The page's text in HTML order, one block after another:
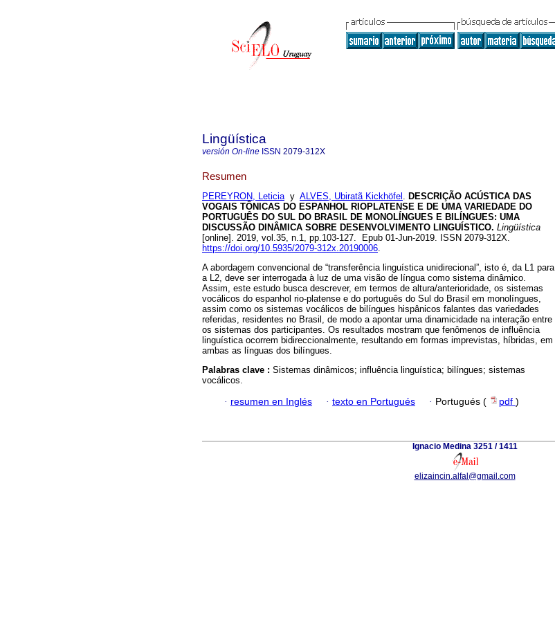
Lingüística
versión On-line ISSN 2079-312X
Resumen
PEREYRON, Leticiay ALVES, Ubiratã Kickhöfel . DESCRIÇÃO ACÚSTICA DAS
VOGAIS TÔNICAS DO ESPANHOL RIOPLATENSE E DE UMA VARIEDADE DO
PORTUGUÊS DO SUL DO BRASIL DE MONOLÍNGUES E BILÍNGUES: UMA
DISCUSSÃO DINÂMICA SOBRE DESENVOLVIMENTO LINGUÍSTICO. Lingüística
[online]. 2019, vol.35, n.1, pp.103-127. Epub 01-Jun-2019. ISSN 2079-312X.
https://doi.org/10.5935/2079-312x.20190006.
A abordagem convencional de “transferência linguística unidirecional”, isto é, da L1 para
a L2, deve ser interrogada à luz de uma visão de língua como sistema dinâmico.
Assim, este estudo busca descrever, em termos de altura/anterioridade, os sistemas
vocálicos do espanhol rio-platense e do português do Sul do Brasil em monolíngues,
assim como os sistemas vocálicos de bilíngues hispânicos falantes das variedades
referidas, residentes no Brasil, de modo a apontar uma dinamicidade na interação entre
os sistemas dos participantes. Os resultados mostram que fenômenos de influência
linguística ocorrem bidireccionalmente, resultando em formas imprevistas, híbridas, em
ambas as línguas dos bilíngues.
Palabras clave : Sistemas dinâmicos; influência linguística; bilíngues; sistemas
vocálicos.
· resumen en Inglés · texto en Portugués · Portugués ( pdf )
Ignacio Medina 3251 / 1411
elizaincin.alfal@gmail.com